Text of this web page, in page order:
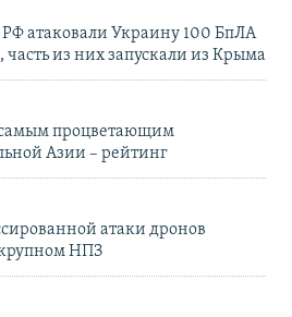
атаковали Украину 100 БпЛА
из них запускали из Крыма
самым процветающим
Азии – рейтинг
атаки дронов
НПЗ